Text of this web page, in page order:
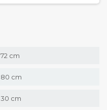
72 cm
80 cm
30 cm